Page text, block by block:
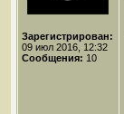
Зарегистрирован:
09 июл 2016, 12:32
Сообщения: 10